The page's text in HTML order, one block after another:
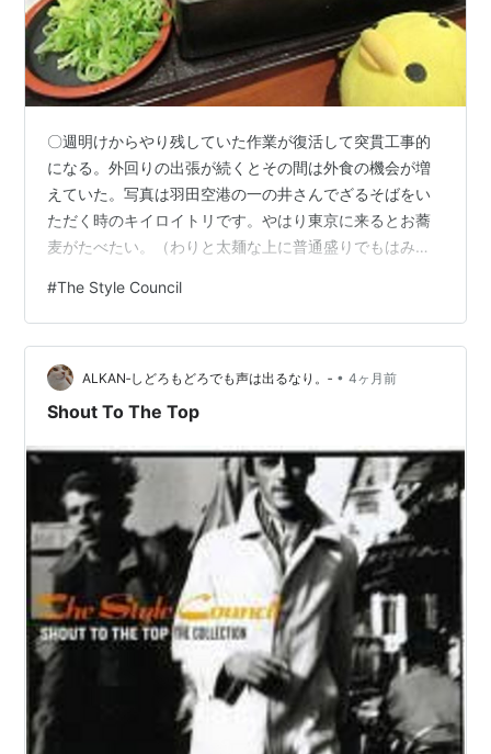
Complete Adventures (5 CD Boxed Set)
〇週明けからやり残していた作業が復活して突貫工事的
になる。外回りの出張が続くとその間は外食の機会が増
えていた。写真は羽田空港の一の井さんでざるそばをい
ただく時のキイロイトリです。やはり東京に来るとお蕎
麦がたべたい。（わりと太麺な上に普通盛りでもはみだ
れないこともあって、通常は弁当持参で、デスクで短時
間に食事を済ませる（おかずもごはんも一食分でそろっ
ているから、下手すると昼が一番栄養のバランスが足り
ている可能性もある）という簡便さである。逆に出張中
では自炊もできないから、適度にスーパーかコンビニか
#The Style Council
ALKAN‐しどろもどろでも声は出るなり。‐ • 4ヶ月前
Shout To The Top